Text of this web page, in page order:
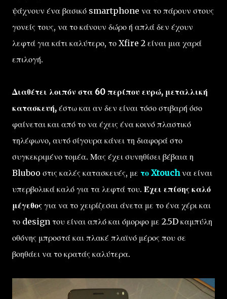
ψάχνουν ένα βασικό smartphone να το πάρουν στους
γονείς τους, να το κάνουν δώρο ή απλά δεν έχουν
λεφτά για κάτι καλύτερο, το Xfire 2 είναι μια χαρά
επιλογή.
Διαθέτει λοιπόν στα 60 περίπου ευρώ, μεταλλική
κατασκευή, έστω και αν δεν είναι τόσο στιβαρή όσο
φαίνεται και από το να έχεις ένα κοινό πλαστικό
τηλέφωνο, αυτό σίγουρα κάνει τη διαφορά στο
συγκεκριμένο τομέα. Μας έχει συνηθίσει βέβαια η
Bluboo στις καλές κατασκευές, με το Xtouchνα είναι
υπερβολικά καλό για τα λεφτά του. Έχει επίσης καλό
μέγεθος για να το χειρίζεσαι άνετα με το ένα χέρι και
το design του είναι απλό και όμορφο με 2.5D καμπύλη
οθόνης μπροστά και πλακέ πλαϊνό μέρος που σε
βοηθάει να το κρατάς καλύτερα.